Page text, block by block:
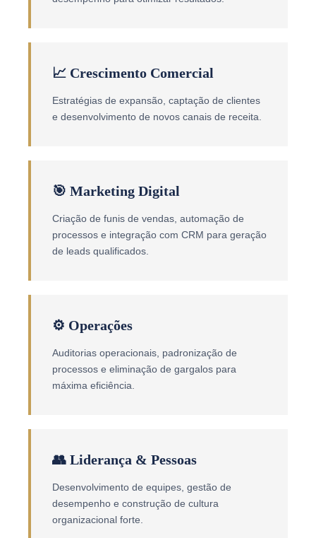
📈 Crescimento Comercial
Estratégias de expansão, captação de clientes
e desenvolvimento de novos canais de receita.
🎯 Marketing Digital
Criação de funis de vendas, automação de
processos e integração com CRM para geração
de leads qualificados.
⚙️ Operações
Auditorias operacionais, padronização de
processos e eliminação de gargalos para
máxima eficiência.
👥 Liderança & Pessoas
Desenvolvimento de equipes, gestão de
desempenho e construção de cultura
organizacional forte.